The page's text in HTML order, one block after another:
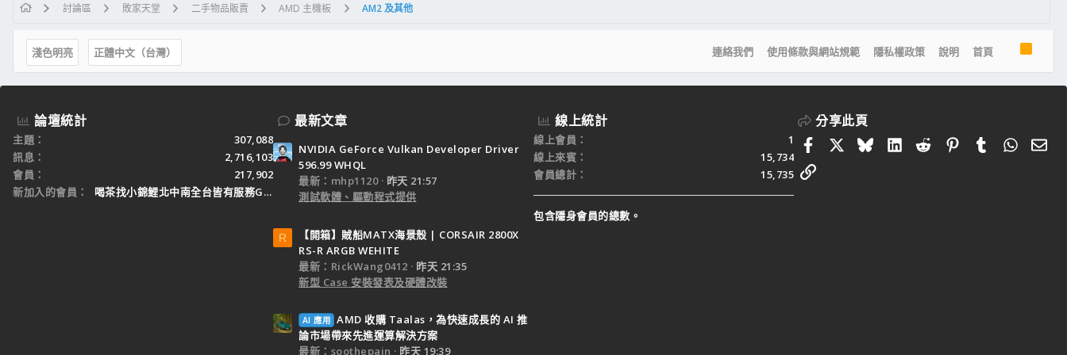
討論區 敗家天堂 二手物品販賣 AMD 主機板 AM2 及其他
淺色明亮 正體中文（台灣） 連絡我們 使用條款與網站規範 隱私權政策 說明 首頁
R
S
論壇統計
主題
307,088
訊息
2,716,103
會員
217,902
新加入的會員
喝茶找小錦鯉北中南全台皆有服務Gleezy：tw3
最新文章
NVIDIA GeForce Vulkan Developer Driver
596.99 WHQL
最新：mhp1120
昨天 21:57
測試軟體、驅動程式提供
R
【開箱】賊船MATX海景殼 | CORSAIR 2800X
RS-R ARGB WEHITE
最新：RickWang0412
昨天 21:35
新型 Case 安裝發表及硬體改裝
AI 應用 AMD 收購 Taalas，為快速成長的 AI 推
論市場帶來先進運算解決方案
最新：soothepain
昨天 19:39
線上統計
線上會員
1
線上來賓
15,734
會員總計
15,735
包含隱身會員的總數。
分享此頁
FacebookBlueskyLinkedIn
RedditPinterestTumblr 電
連結